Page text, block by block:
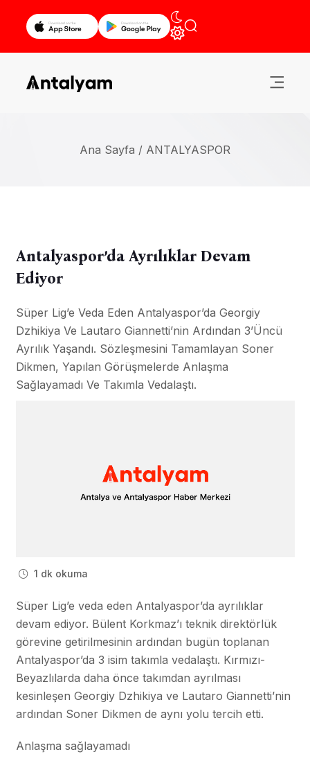
Ana Sayfa / ANTALYASPOR
Antalyaspor’da Ayrılıklar Devam
Ediyor
Süper Lig’e Veda Eden Antalyaspor’da Georgiy
Dzhikiya Ve Lautaro Giannetti’nin Ardından 3’üncü
Ayrılık Yaşandı. Sözleşmesini Tamamlayan Soner
Dikmen, Yapılan Görüşmelerde Anlaşma
Sağlayamadı Ve Takımla Vedalaştı.
1 dk okuma
Süper Lig’e veda eden Antalyaspor’da ayrılıklar
devam ediyor. Bülent Korkmaz’ı teknik direktörlük
görevine getirilmesinin ardından bugün toplanan
Antalyaspor’da 3 isim takımla vedalaştı. Kırmızı-
Beyazlılarda daha önce takımdan ayrılması
kesinleşen Georgiy Dzhikiya ve Lautaro Giannetti’nin
ardından Soner Dikmen de aynı yolu tercih etti.
Anlaşma sağlayamadı